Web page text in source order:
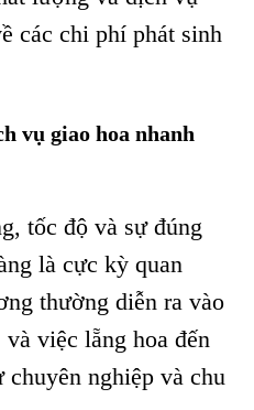
các chi phí phát sinh
vụ giao hoa nhanh
tốc độ và sự đúng
là cực kỳ quan
thường diễn ra vào
việc lẵng hoa đến
chuyên nghiệp và chu